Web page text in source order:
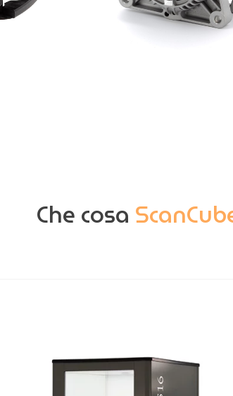
Che cosa